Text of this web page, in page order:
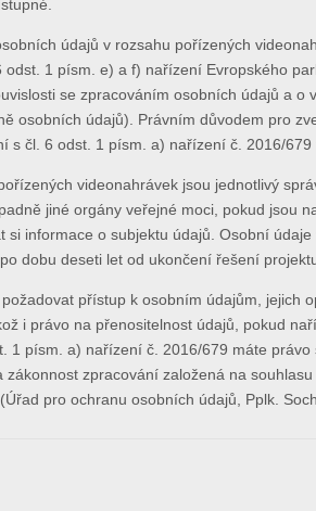
údajů v rozsahu pořízených
1 písm. e) a f) nařízení Evropského
se zpracováním osobních údajů a
osobních údajů). Právním důvodem pro
s čl. 6 odst. 1 písm. a) nařízení č. 2016/679
videonahrávek jsou jednotlivý
jiné orgány veřejné moci, pokud jsou
si informace o subjektu údajů. Osobní
dobu deseti let od ukončení řešení
přístup k osobním údajům, jejich
i právo na přenositelnost údajů, pokud
1 písm. a) nařízení č. 2016/679 máte
zákonnost zpracování založená na
pro ochranu osobních údajů, Pplk.